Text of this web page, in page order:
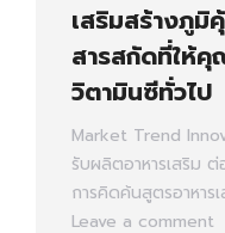
เสริมสร้างภู
สารสกัดที่ให้คุ
วิตามินซีทั่วไป
Market Trend
รับผลิตอาหารเสริม ต่
การคิดค้นสูตรอาหาร
Leave a comment